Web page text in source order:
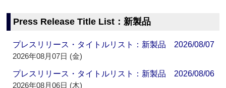
Press Release Title List：新製品
プレスリリース・タイトルリスト：新製品 2026/08/07
2026年08月07日 (金)
プレスリリース・タイトルリスト：新製品 2026/08/06
2026年08月06日 (木)